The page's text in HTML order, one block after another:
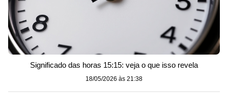
Significado das horas 15:15: veja o que isso revela
18/05/2026 às 21:38